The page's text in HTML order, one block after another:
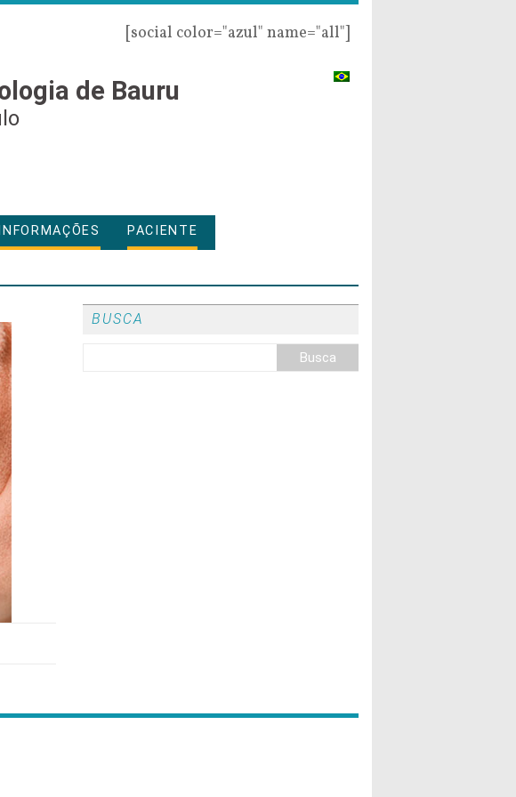
[social color="azul" name="all"]
de Bauru
INFORMAÇÕES PACIENTE
BUSCA